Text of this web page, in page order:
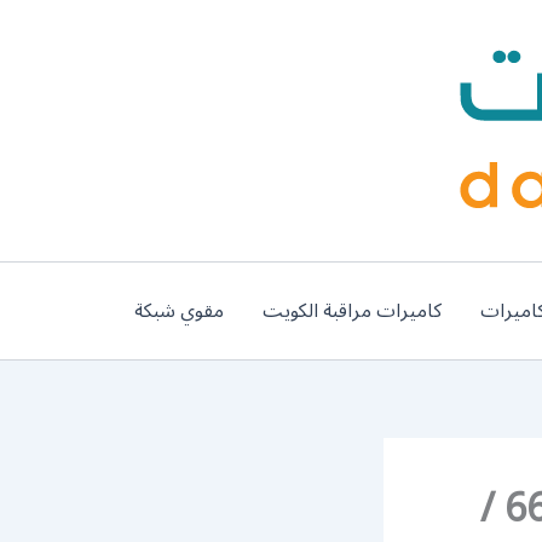
كاميرات مراقبة الكويت مقوي شبكة
رقم فني كاميرات جليب الشيوخ / 66428585 /